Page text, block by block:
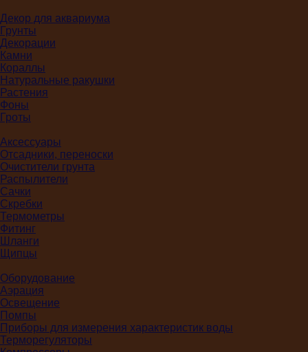
Декор для аквариума
Грунты
Декорации
Камни
Кораллы
Натуральные ракушки
Растения
Фоны
Гроты
Аксессуары
Отсадники, переноски
Очистители грунта
Распылители
Сачки
Скребки
Термометры
Фитинг
Шланги
Щипцы
Оборудование
Аэрация
Освещение
Помпы
Приборы для измерения характеристик воды
Терморегуляторы